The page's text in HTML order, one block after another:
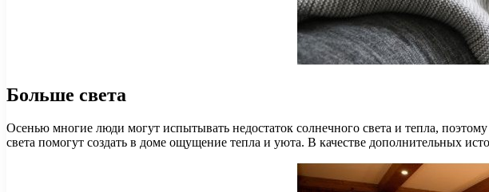
Больше света
Осенью многие люди могут испытывать недостаток солнечного света и тепла,
света помогут создать в доме ощущение тепла и уюта. В качестве дополнительных